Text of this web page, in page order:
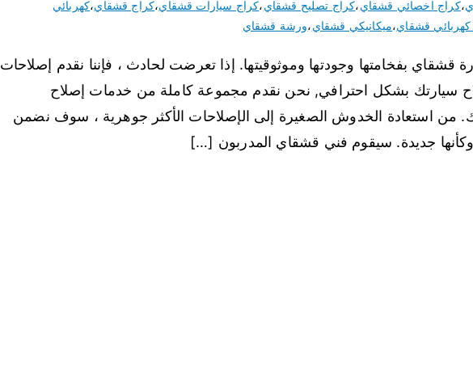
،كراج اخصائي قشقاي،كراج تصليح قشقاي،كراج سيارات قشقاي،كراج قشقاي،كهربائي
قشقاي،ميكانيكي قشقاي،ورشة قشقاي
قشقاي بفخامتها وجودتها وموثوقيتها. إذا تعرضت لحادث ، فإننا نقدم إصلاحات
سيارتك بشكل احترافي, نحن نقدم مجموعة كاملة من خدمات إصلاح
من استعادة الخدوش الصغيرة إلى الإصلاحات الأكثر جوهرية ، سوف نضمن
جديدة. سيقوم فني قشقاي المدربون […]